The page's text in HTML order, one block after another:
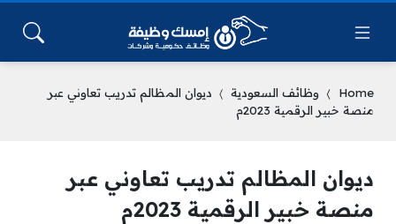
Home وظائف السعودية
ديوان المظالم تدريب تعاوني عبر
منصة خبير الرقمية 2023م
ديوان المظالم تدريب تعاوني عبر
منصة خبير الرقمية 2023م